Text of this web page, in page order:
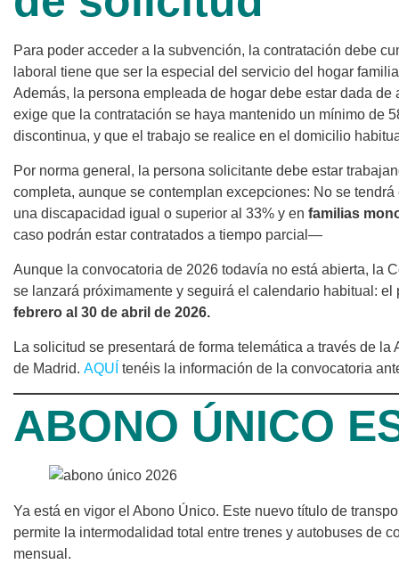
Para poder acceder a la subvención, la contratación debe
laboral tiene que ser la especial del servicio del hogar
Además, la persona empleada de hogar debe estar dada
exige que la contratación se haya mantenido un mínimo de
discontinua, y que el trabajo se realice en el domicilio
Por norma general, la persona solicitante debe estar
completa, aunque se contemplan excepciones: No se
una discapacidad igual o superior al 33% y en familias
caso podrán estar contratados a tiempo parcial—
Aunque la convocatoria de 2026 todavía no está abierta, la
se lanzará próximamente y seguirá el calendario habitual:
febrero al 30 de abril de 2026.
La solicitud se presentará de forma telemática a través de
de Madrid. AQUÍ tenéis la información de la convocatoria
ABONO ÚNICO
Ya está en vigor el Abono Único. Este nuevo título de
permite la intermodalidad total entre trenes y autobuses de
mensual.